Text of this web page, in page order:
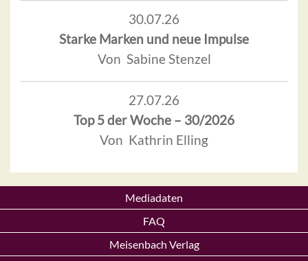
30.07.26
Starke Marken und neue Impulse
Von Sabine Stenzel
27.07.26
Top 5 der Woche – 30/2026
Von Kathrin Elling
Mediadaten
FAQ
Meisenbach Verlag